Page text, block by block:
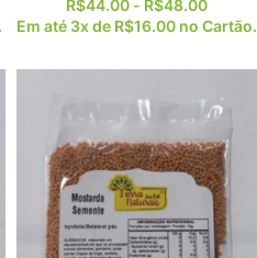
R$44.00 - R$48.00
Em até 3x de R$16.00 no Cartão.